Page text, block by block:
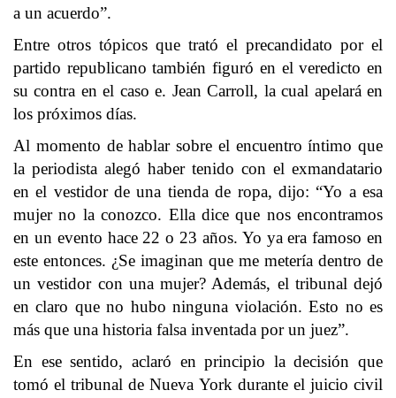
a un acuerdo”.
Entre otros tópicos que trató el precandidato por el
partido republicano también figuró en el veredicto en
su contra en el caso e. Jean Carroll, la cual apelará en
los próximos días.
Al momento de hablar sobre el encuentro íntimo que
la periodista alegó haber tenido con el exmandatario
en el vestidor de una tienda de ropa, dijo: “Yo a esa
mujer no la conozco. Ella dice que nos encontramos
en un evento hace 22 o 23 años. Yo ya era famoso en
este entonces. ¿Se imaginan que me metería dentro de
un vestidor con una mujer? Además, el tribunal dejó
en claro que no hubo ninguna violación. Esto no es
más que una historia falsa inventada por un juez”.
En ese sentido, aclaró en principio la decisión que
tomó el tribunal de Nueva York durante el juicio civil